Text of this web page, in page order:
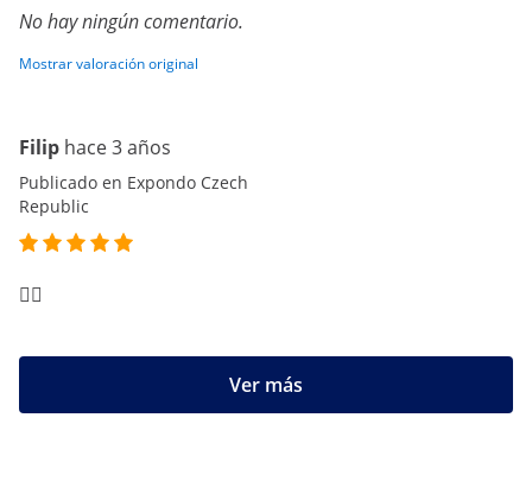
No hay ningún comentario.
Mostrar valoración original
Filip hace 3 años
Publicado en Expondo Czech
Republic
👍🏼
Ver más